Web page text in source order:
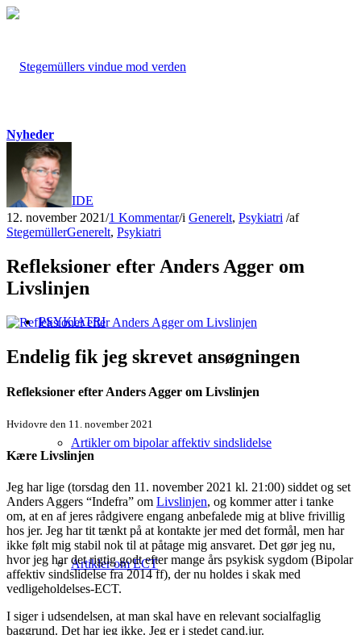
FORSIDE
PSYKIATRI
Artikler om bipolar affektiv sindslidelse
Artikler om ECT
Nyheder
12. november 2021/1 Kommentar/i Generelt, Psykiatri /af
StegemüllerGenerelt, Psykiatri
Refleksioner efter Anders Agger om
Livslinjen
Endelig fik jeg skrevet ansøgningen
Refleksioner efter Anders Agger om Livslinjen
Hvidovre den 11. november 2021
Kære Livslinjen
Jeg har lige (torsdag den 11. november 2021 kl. 21:00) siddet og set
Anders Aggers “Indefra” om Livslinjen, og kommer atter i tanke
om, at en af jeres rådgivere engang anbefalede mig at blive frivillig
hos jer. Jeg har tit tænkt på at kontakte jer med det formål, men har
ikke følt mig stabil nok til at påtage mig ansvaret. Det gør jeg nu,
hvor jeg har det rigtig godt efter mange års psykisk sygdom (Bipolar
affektiv sindslidelse fra 2014 ff), der nu holdes i skak med
vedligeholdelses-ECT.
I siger i udsendelsen, at man skal have en relevant socialfaglig
baggrund. Det har jeg ikke. Jeg er i stedet cand.jur.